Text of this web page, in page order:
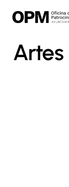
contentArtes